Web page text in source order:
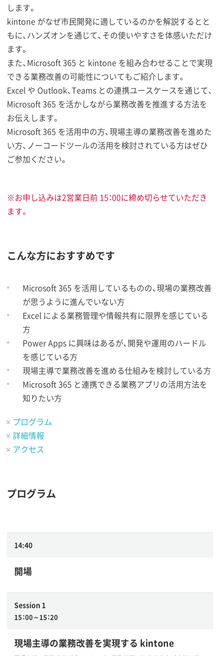
します。
kintone がなぜ市民開発に適しているのかを解説するとと
もに、ハンズオンを通じて、その使いやすさを体感いただけ
ます。
また、Microsoft 365 と kintone を組み合わせることで実現
できる業務改善の可能性についてもご紹介します。
Excel や Outlook、Teams との連携ユースケースを通じて、
Microsoft 365 を活かしながら業務改善を推進する方法を
お伝えします。
Microsoft 365 を活用中の方、現場主導の業務改善を進めた
い方、ノーコードツールの活用を検討されている方はぜひ
ご参加ください。
※お申し込みは2営業日前 15：00に締め切らせていただき
ます。
こんな方におすすめです
Microsoft 365 を活用しているものの、現場の業務改善
が思うように進んでいない方
Excel による業務管理や情報共有に限界を感じている
方
Power Apps に興味はあるが、開発や運用のハードル
を感じている方
現場主導で業務改善を進める仕組みを検討している方
Microsoft 365 と連携できる業務アプリの活用方法を
知りたい方
プログラム
詳細情報
アクセス
プログラム
14:40
開場
Session 1
15：00～15：20
現場主導の業務改善を実現する kintone